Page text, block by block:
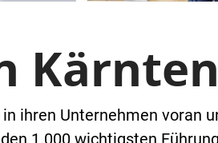
Kärnten
ihren Unternehmen voran